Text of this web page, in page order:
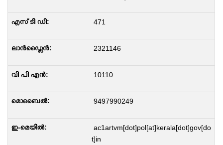
471
2321146
10110
9497990249
ac1artvm[dot]pol[at]kerala[dot]gov[do
t]in